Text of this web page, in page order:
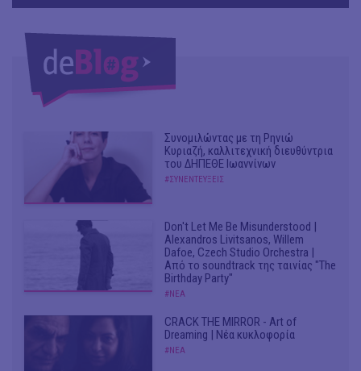
Συνομιλώντας με τη Ρηνιώ
Κυριαζή, καλλιτεχνική διευθύντρια
του ΔΗΠΕΘΕ Ιωαννίνων
#ΣΥΝΕΝΤΕΥΞΕΙΣ
Don't Let Me Be Misunderstood |
Alexandros Livitsanos, Willem
Dafoe, Czech Studio Orchestra |
Από το soundtrack της ταινίας "The
Birthday Party"
#ΝΕΑ
CRACK THE MIRROR - Art of
Dreaming | Νέα κυκλοφορία
#ΝΕΑ